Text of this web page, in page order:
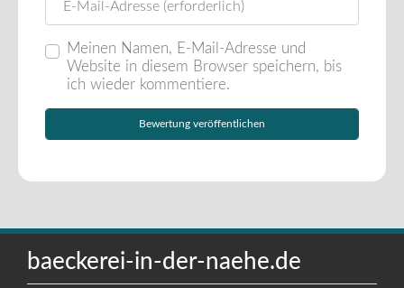
Meinen Namen, E-Mail-Adresse und
Website in diesem Browser speichern, bis
ich wieder kommentiere.
baeckerei-in-der-naehe.de